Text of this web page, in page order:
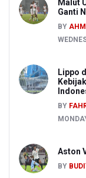
Malut
Ganti
BY
Lippo
BY
Aston
BY